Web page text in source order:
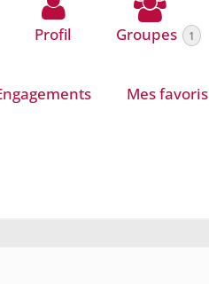
Profil Groupes 1
Mes favoris